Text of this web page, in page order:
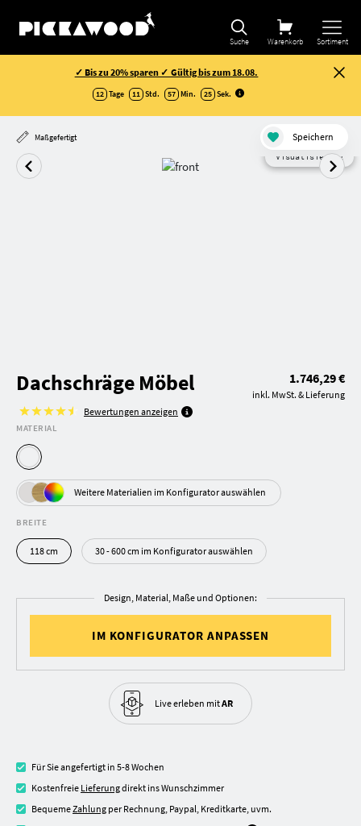
Suche Warenkorb Sortiment
✓ Bis zu 20% sparen ✓ Gültig bis zum 18.08.
12 Tage 11 Std. 57 Min. 24 Sek.
Maßgefertigt Speichern
Visualisierung
Dachschräge Möbel
Bewertungen anzeigen
1.746,29 €
inkl. MwSt. & Lieferung
MATERIAL
Weitere Materialien im Konfigurator auswählen
BREITE
118 cm 30 - 600 cm im Konfigurator auswählen
Design, Material, Maße und Optionen:
IM KONFIGURATOR ANPASSEN
Live erleben mitAR
Für Sie angefertigt in 5-8 Wochen
Kostenfreie Lieferungdirekt ins Wunschzimmer
BequemeZahlung per Rechnung, Paypal, Kreditkarte, uvm.